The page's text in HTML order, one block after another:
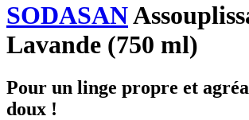
SODASAN
Lavande (750 ml)
Pour un linge propre et
doux !